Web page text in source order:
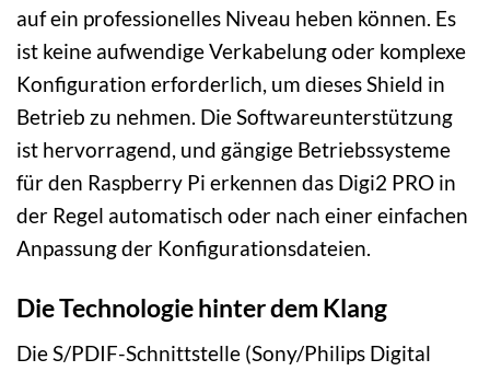
auf ein professionelles Niveau heben können. Es
ist keine aufwendige Verkabelung oder komplexe
Konfiguration erforderlich, um dieses Shield in
Betrieb zu nehmen. Die Softwareunterstützung
ist hervorragend, und gängige Betriebssysteme
für den Raspberry Pi erkennen das Digi2 PRO in
der Regel automatisch oder nach einer einfachen
Anpassung der Konfigurationsdateien.
Die Technologie hinter dem Klang
Die S/PDIF-Schnittstelle (Sony/Philips Digital